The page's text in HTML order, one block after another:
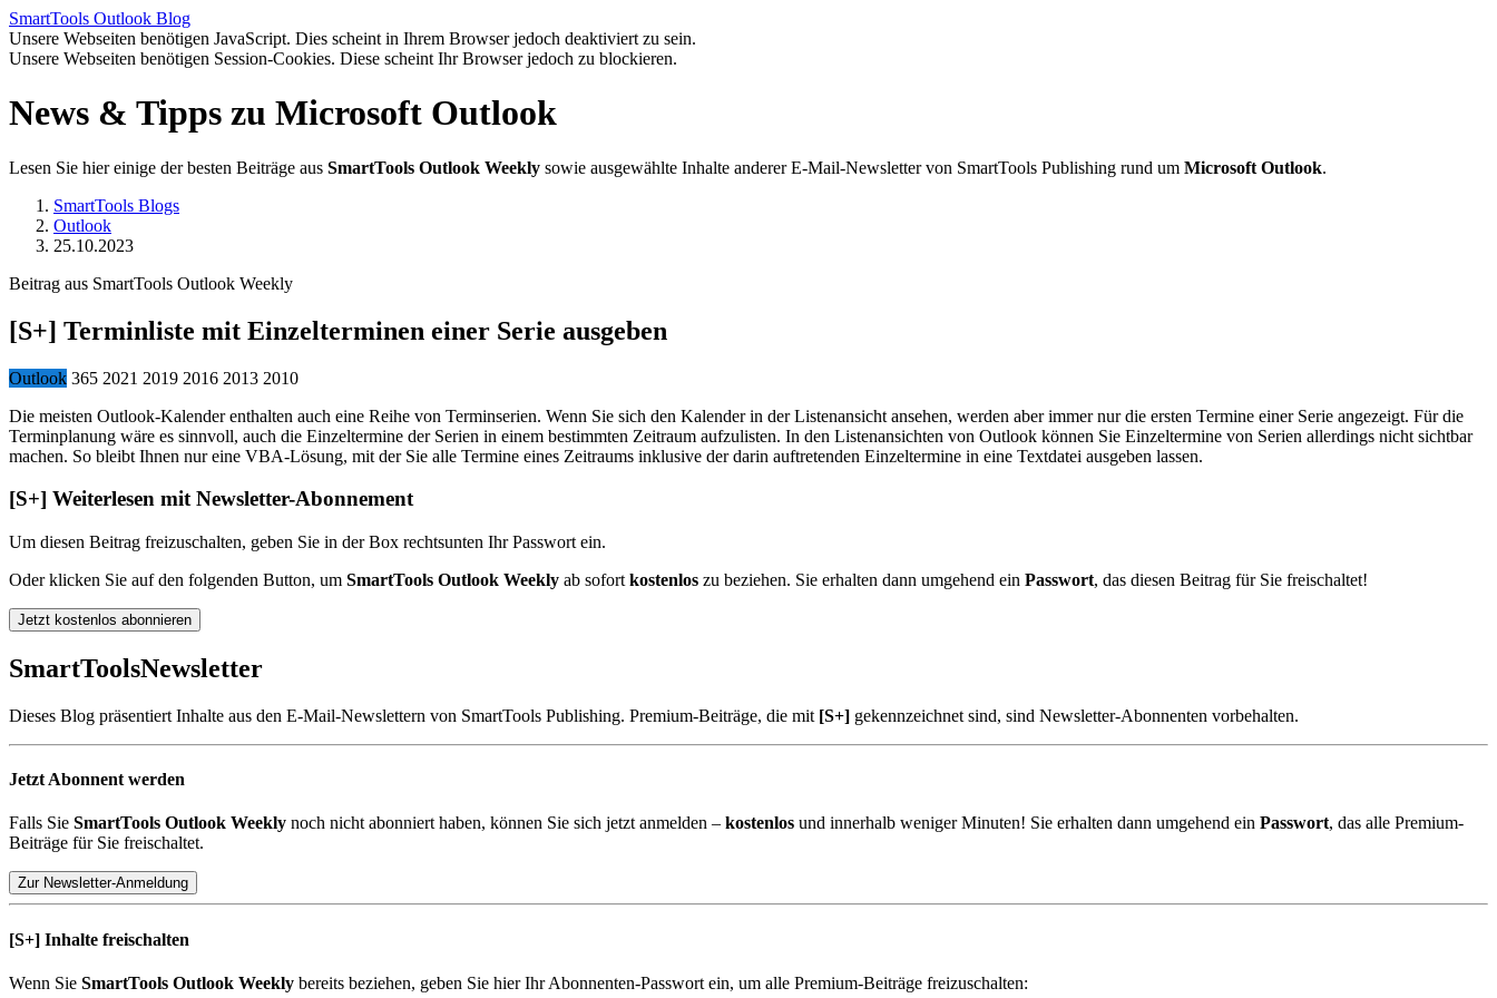
SmartTools Outlook Blog
Unsere Webseiten benötigen JavaScript. Dies scheint in Ihrem Browser jedoch deaktiviert zu sein.
Unsere Webseiten benötigen Session-Cookies. Diese scheint Ihr Browser jedoch zu blockieren.
News & Tipps zu Microsoft Outlook
Lesen Sie hier einige der besten Beiträge aus SmartTools Outlook Weekly sowie ausgewählte Inhalte anderer E-Mail-Newsletter von SmartTools Publishing rund um Microsoft Outlook.
SmartTools Blogs
Outlook
25.10.2023
Beitrag aus SmartTools Outlook Weekly
[S+] Terminliste mit Einzelterminen einer Serie ausgeben
Outlook 365 2021 2019 2016 2013 2010
Die meisten Outlook-Kalender enthalten auch eine Reihe von Terminserien. Wenn Sie sich den Kalender in der Listenansicht ansehen, werden aber immer nur die ersten Termine einer Serie angezeigt. Für die
Terminplanung wäre es sinnvoll, auch die Einzeltermine der Serien in einem bestimmten Zeitraum aufzulisten. In den Listenansichten von Outlook können Sie Einzeltermine von Serien allerdings nicht sichtbar
machen. So bleibt Ihnen nur eine VBA-Lösung, mit der Sie alle Termine eines Zeitraums inklusive der darin auftretenden Einzeltermine in eine Textdatei ausgeben lassen.
[S+] Weiterlesen mit Newsletter-Abonnement
Um diesen Beitrag freizuschalten, geben Sie in der Box rechtsunten Ihr Passwort ein.
Oder klicken Sie auf den folgenden Button, um SmartTools Outlook Weekly ab sofort kostenlos zu beziehen. Sie erhalten dann umgehend ein Passwort, das diesen Beitrag für Sie freischaltet!
Jetzt kostenlos abonnieren
SmartToolsNewsletter
Dieses Blog präsentiert Inhalte aus den E-Mail-Newslettern von SmartTools Publishing. Premium-Beiträge, die mit [S+] gekennzeichnet sind, sind Newsletter-Abonnenten vorbehalten.
Jetzt Abonnent werden
Falls Sie SmartTools Outlook Weekly noch nicht abonniert haben, können Sie sich jetzt anmelden – kostenlos und innerhalb weniger Minuten! Sie erhalten dann umgehend ein Passwort, das alle Premium-
Beiträge für Sie freischaltet.
Zur Newsletter-Anmeldung
[S+] Inhalte freischalten
Wenn Sie SmartTools Outlook Weekly bereits beziehen, geben Sie hier Ihr Abonnenten-Passwort ein, um alle Premium-Beiträge freizuschalten: